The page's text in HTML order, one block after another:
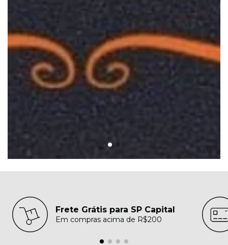
Frete Grátis para SP Capital
Em compras acima de R$200